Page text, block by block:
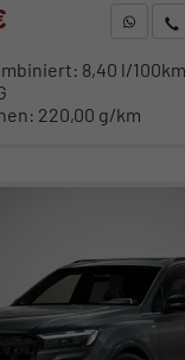
8,40 l/100km
220,00 g/km